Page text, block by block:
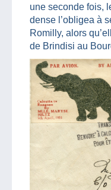
une seconde fois,
dense l’obligea à
Romilly, alors
de Brindisi au